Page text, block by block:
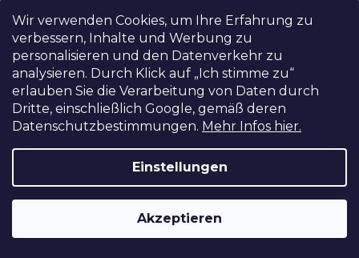
Wir verwenden Cookies, um Ihre Erfahrung zu
verbessern, Inhalte und Werbung zu
personalisieren und den Datenverkehr zu
analysieren. Durch Klick auf „Ich stimme zu“
erlauben Sie die Verarbeitung von Daten durch
Dritte, einschließlich Google, gemäß deren
Datenschutzbestimmungen. Mehr Infos hier.
Einstellungen
Akzeptieren
5
Sternen.
LETZTE STÜCKE!
Cube R20 Fototasche
Die
durchschnittliche
Sternen.
AUF LAGER IN PRAG
–44 % €39,60
In den Warenkorb
Cube R20 Fototasche von Camrock.
AKTION